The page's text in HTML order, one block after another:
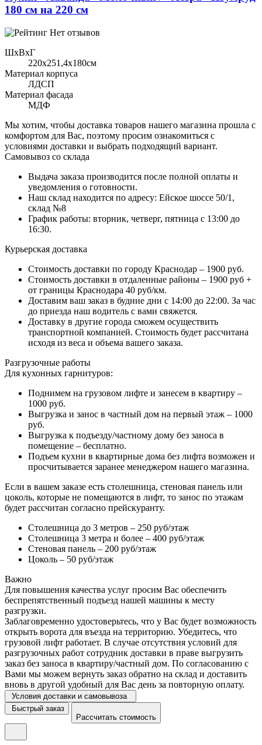
180 см на 220 см
Нет отзывов
ШхВхГ
220x251,4х180см
Материал корпуса
ЛДСП
Материал фасада
МДФ
Мы хотим, чтобы доставка товаров нашего магазина прошла с
комфортом для Вас, поэтому просим ознакомиться с
условиями доставки и выбрать подходящий вариант.
Самовывоз со склада
Выдача заказа производится после полной оплаты и
уведомления о готовности.
Наш склад находится по адресу: Ейское шоссе 50/1,
склад №8
График работы: вторник, четверг, пятница с 13:00 до
16:30.
Курьерская доставка
Стоимость доставки по городу Краснодар – 1900 руб.
Стоимость доставки в отдаленные районы – 1900 руб +
от границы Краснодара 40 руб/км.
Доставим ваш заказ в будние дни с 14:00 до 22:00. За час
до приезда наш водитель с вами свяжется.
Доставку в другие города сможем осуществить
транспортной компанией. Стоимость будет рассчитана
исходя из веса и объема вашего заказа.
Разгрузочные работы
Для кухонных гарнитуров:
Поднимем на грузовом лифте и занесем в квартиру –
1000 руб.
Выгрузка и занос в частный дом на первый этаж – 1000
руб.
Выгрузка к подъезду/частному дому без заноса в
помещение – бесплатно.
Подъем кухни в квартирные дома без лифта возможен и
просчитывается заранее менеджером нашего магазина.
Если в вашем заказе есть столешница, стеновая панель или
цоколь, которые не помещаются в лифт, то занос по этажам
будет рассчитан согласно прейскуранту.
Столешница до 3 метров – 250 руб/этаж
Столешница 3 метра и более – 400 руб/этаж
Стеновая панель – 200 руб/этаж
Цоколь – 50 руб/этаж
Важно
Для повышения качества услуг просим Вас обеспечить
беспрепятственный подъезд нашей машины к месту
разгрузки.
Заблаговременно удостоверьтесь, что у Вас будет возможность
открыть ворота для въезда на территорию. Убедитесь, что
грузовой лифт работает. В случае отсутствия условий для
разгрузочных работ сотрудник доставки в праве выгрузить
заказ без заноса в квартиру/частный дом. По согласованию с
Вами мы можем вернуть заказ обратно на склад и доставить
вновь в другой удобный для Вас день за повторную оплату.
Условия доставки и самовывоза
Быстрый заказ
Рассчитать стоимость